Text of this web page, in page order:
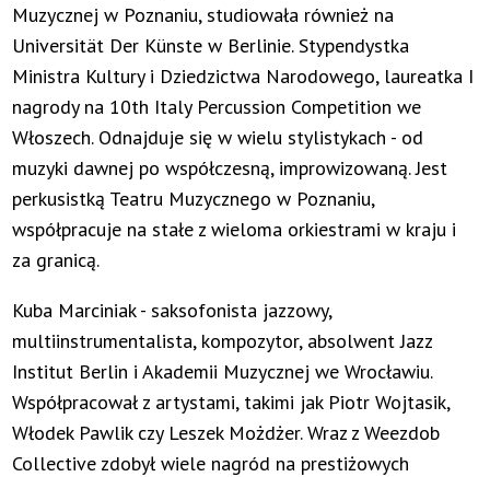
Muzycznej w Poznaniu, studiowała również na
Universität Der Künste w Berlinie. Stypendystka
Ministra Kultury i Dziedzictwa Narodowego, laureatka I
nagrody na 10th Italy Percussion Competition we
Włoszech. Odnajduje się w wielu stylistykach - od
muzyki dawnej po współczesną, improwizowaną. Jest
perkusistką Teatru Muzycznego w Poznaniu,
współpracuje na stałe z wieloma orkiestrami w kraju i
za granicą.
Kuba Marciniak - saksofonista jazzowy,
multiinstrumentalista, kompozytor, absolwent Jazz
Institut Berlin i Akademii Muzycznej we Wrocławiu.
Współpracował z artystami, takimi jak Piotr Wojtasik,
Włodek Pawlik czy Leszek Możdżer. Wraz z Weezdob
Collective zdobył wiele nagród na prestiżowych